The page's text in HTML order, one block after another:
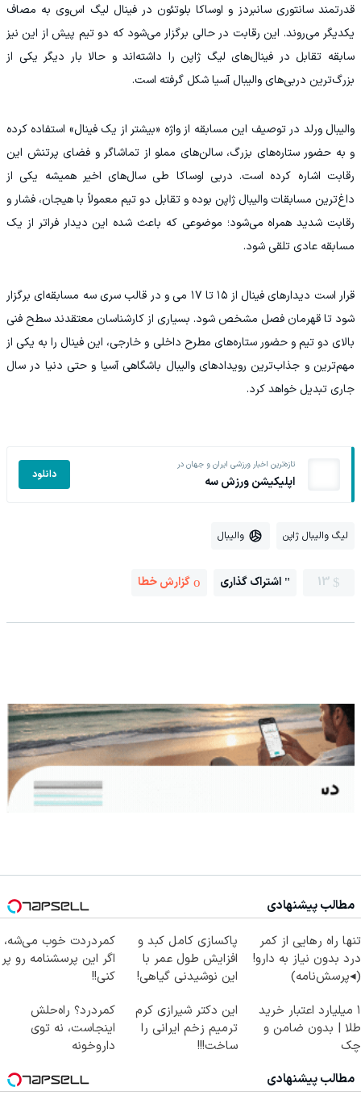
قدرتمند سانتوری سانبردز و اوساکا بلوتئون در فینال لیگ اس‌وی به مصاف
یکدیگر می‌روند. این رقابت در حالی برگزار می‌شود که دو تیم پیش از این نیز
سابقه تقابل در فینال‌های لیگ ژاپن را داشته‌اند و حالا بار دیگر یکی از
بزرگ‌ترین دربی‌های والیبال آسیا شکل گرفته است.
والیبال ورلد در توصیف این مسابقه از واژه «بیشتر از یک فینال» استفاده کرده
و به حضور ستاره‌های بزرگ، سالن‌های مملو از تماشاگر و فضای پرتنش این
رقابت اشاره کرده است. دربی اوساکا طی سال‌های اخیر همیشه یکی از
داغ‌ترین مسابقات والیبال ژاپن بوده و تقابل دو تیم معمولاً با هیجان، فشار و
رقابت شدید همراه می‌شود؛ موضوعی که باعث شده این دیدار فراتر از یک
مسابقه عادی تلقی شود.
قرار است دیدارهای فینال از ۱۵ تا ۱۷ می و در قالب سری سه مسابقه‌ای برگزار
شود تا قهرمان فصل مشخص شود. بسیاری از کارشناسان معتقدند سطح فنی
بالای دو تیم و حضور ستاره‌های مطرح داخلی و خارجی، این فینال را به یکی از
مهم‌ترین و جذاب‌ترین رویدادهای والیبال باشگاهی آسیا و حتی دنیا در سال
جاری تبدیل خواهد کرد.
تازه‌ترین اخبار ورزشی ایران و جهان در
اپلیکیشن ورزش سه دانلود
لیگ والیبال ژاپن والیبال
13 اشتراک گذاری گزارش خطا
مطالب پیشنهادی
تنها راه رهایی از کمر
درد بدون نیاز به دارو!
(◂پرسش‌نامه)
پاکسازی کامل کبد و
افزایش طول عمر با
این نوشیدنی گیاهی!
کمردردت خوب می‌شه،
اگر این پرسشنامه رو پر
کنی!!
۱ میلیارد اعتبار خرید
طلا | بدون ضامن و
چک
این دکتر شیرازی کرم
ترمیم زخم ایرانی را
ساخت!!!
کمردرد؟ راه‌حلش
اینجاست، نه توی
داروخونه
مطالب پیشنهادی